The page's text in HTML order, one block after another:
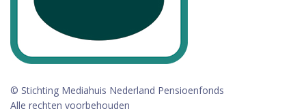
© Stichting Mediahuis Nederland Pensioenfonds
Alle rechten voorbehouden